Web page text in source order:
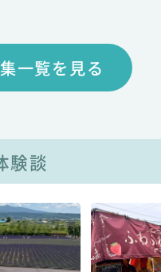
一覧を見る
験談